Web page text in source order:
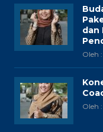
dan
Oleh
Oleh